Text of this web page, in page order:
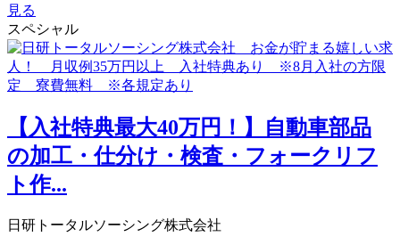
見る
スペシャル
【入社特典最大40万円！】自動車部品
の加工・仕分け・検査・フォークリフ
ト作...
日研トータルソーシング株式会社